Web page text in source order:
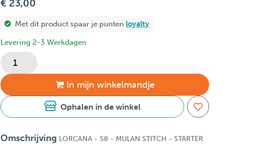
€ 23,00
Met dit product spaar je punten loyalty
Levering 2-3 Werkdagen
In mijn winkelmandje
Ophalen in de winkel
Omschrijving LORCANA - S8 - MULAN STITCH - STARTER